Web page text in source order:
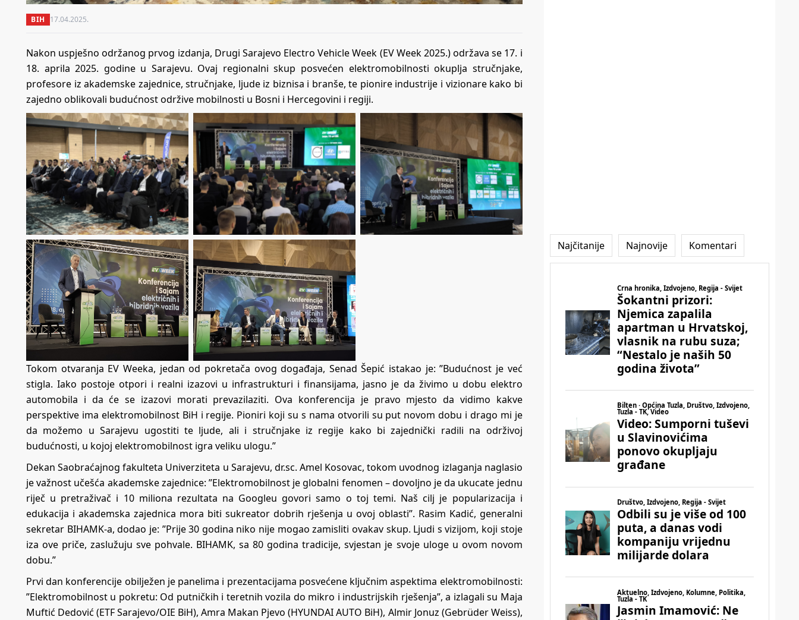
BIH 17.04.2025.
Nakon uspješno održanog prvog izdanja, Drugi Sarajevo Electro Vehicle Week (EV Week 2025.) održava se 17. i
18. aprila 2025. godine u Sarajevu. Ovaj regionalni skup posvećen elektromobilnosti okuplja stručnjake,
profesore iz akademske zajednice, stručnjake, ljude iz biznisa i branše, te pionire industrije i vizionare kako bi
zajedno oblikovali budućnost održive mobilnosti u Bosni i Hercegovini i regiji.
Tokom otvaranja EV Weeka, jedan od pokretača ovog događaja, Senad Šepić istakao je: ”Budućnost je već
stigla. Iako postoje otpori i realni izazovi u infrastrukturi i finansijama, jasno je da živimo u dobu elektro
automobila i da će se izazovi morati prevazilaziti. Ova konferencija je pravo mjesto da vidimo kakve
perspektive ima elektromobilnost BiH i regije. Pioniri koji su s nama otvorili su put novom dobu i drago mi je
da možemo u Sarajevu ugostiti te ljude, ali i stručnjake iz regije kako bi zajednički radili na održivoj
budućnosti, u kojoj elektromobilnost igra veliku ulogu.”
Dekan Saobraćajnog fakulteta Univerziteta u Sarajevu, dr.sc. Amel Kosovac, tokom uvodnog izlaganja naglasio
je važnost učešća akademske zajednice: ”Elektromobilnost je globalni fenomen – dovoljno je da ukucate jednu
riječ u pretraživač i 10 miliona rezultata na Googleu govori samo o toj temi. Naš cilj je popularizacija i
edukacija i akademska zajednica mora biti sukreator dobrih rješenja u ovoj oblasti”. Rasim Kadić, generalni
sekretar BIHAMK-a, dodao je: ”Prije 30 godina niko nije mogao zamisliti ovakav skup. Ljudi s vizijom, koji stoje
iza ove priče, zaslužuju sve pohvale. BIHAMK, sa 80 godina tradicije, svjestan je svoje uloge u ovom novom
dobu.”
Prvi dan konferencije obilježen je panelima i prezentacijama posvećene ključnim aspektima elektromobilnosti:
”Elektromobilnost u pokretu: Od putničkih i teretnih vozila do mikro i industrijskih rješenja”, a izlagali su Maja
Muftić Dedović (ETF Sarajevo/OIE BiH), Amra Makan Pjevo (HYUNDAI AUTO BiH), Almir Jonuz (Gebrüder Weiss),
Najčitanije Najnovije Komentari